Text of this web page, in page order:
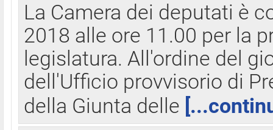
La Camera dei deputati è
2018 alle ore 11.00 per la
legislatura. All'ordine del
dell'Ufficio provvisorio di
della Giunta delle